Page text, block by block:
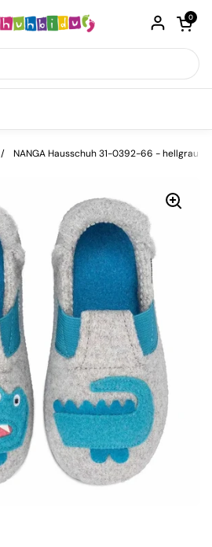
Warenkorb
0
/ NANGA Hausschuh 31-0392-66 - hellgrau /